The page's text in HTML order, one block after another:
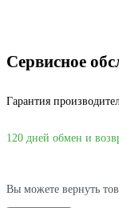
Сервисное
Гарантия
120 дней обмен и
Вы можете вернуть